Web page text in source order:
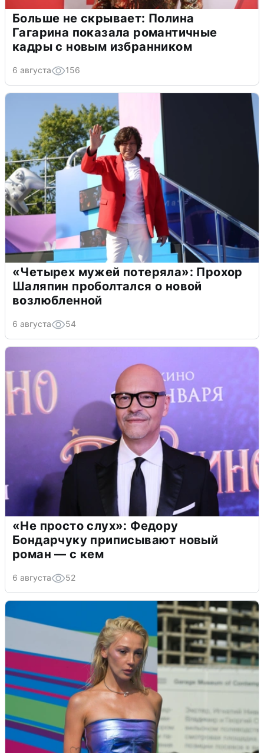
Больше не скрывает: Полина
Гагарина показала романтичные
кадры с новым избранником
6 августа 156
«Четырех мужей потеряла»: Прохор
Шаляпин проболтался о новой
возлюбленной
6 августа 54
«Не просто слух»: Федору
Бондарчуку приписывают новый
роман — с кем
6 августа 52